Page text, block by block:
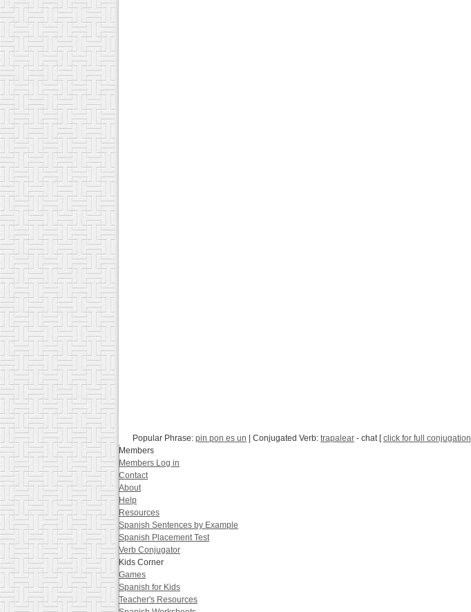
Popular Phrase: pin pon es un | Conjugated Verb: trapalear - chat [click for full conjugation
Members
Members Log in
Contact
About
Help
Resources
Spanish Sentences by Example
Spanish Placement Test
Verb Conjugator
Kids Corner
Games
Spanish for Kids
Teacher's Resources